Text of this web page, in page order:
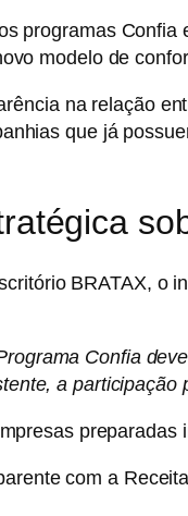
programas Confia
modelo de
na relação
que já
BRATAX, o
Confia
a participação
preparadas
com a